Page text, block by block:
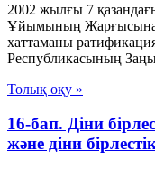
2002 жылғы 7
Ұйымының Жарғысына
хаттаманы
Республикасының
Толық оқу »
16-бап. Дiни
және діни